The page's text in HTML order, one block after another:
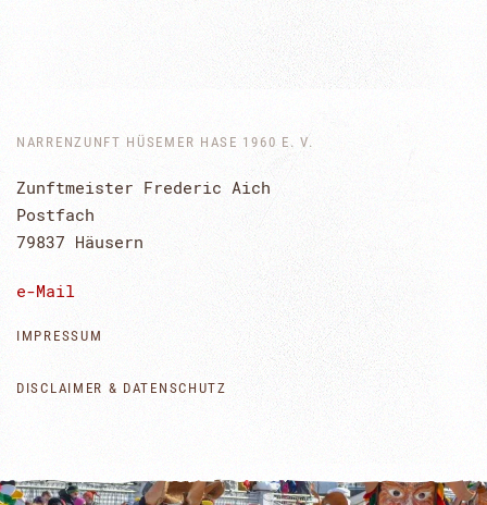
NARRENZUNFT HÜSEMER HASE 1960 E. V.
Zunftmeister Frederic Aich
Postfach
79837 Häusern
e-Mail
IMPRESSUM
DISCLAIMER & DATENSCHUTZ